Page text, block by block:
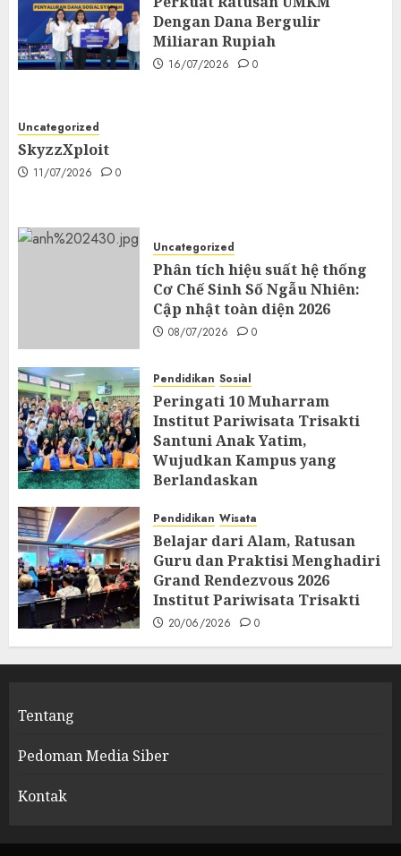
Dengan Dana Bergulir
Miliaran Rupiah
16/07/2026 0
Uncategorized
SkyzzXploit
11/07/2026 0
Uncategorized
Phân tích hiệu suất hệ thống
Cơ Chế Sinh Số Ngẫu Nhiên:
Cập nhật toàn diện 2026
08/07/2026 0
Pendidikan Sosial
Peringati 10 Muharram
Institut Pariwisata Trisakti
Santuni Anak Yatim,
Wujudkan Kampus yang
Berlandaskan
Spiritualitas
26/06/2026 0
Pendidikan Wisata
Belajar dari Alam, Ratusan
Guru dan Praktisi Menghadiri
Grand Rendezvous 2026
Institut Pariwisata Trisakti
20/06/2026 0
Tentang
Pedoman Media Siber
Kontak